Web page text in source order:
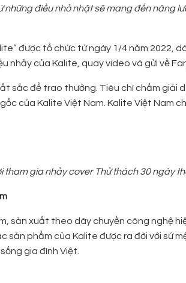
điều nhỏ nhặt sẽ mang đến năng
được tổ chức từ ngày 1/4 năm 2022,
nhảy của Kalite, quay video và gửi về
sắc để trao thưởng. Tiêu chí chấm giải
của Kalite Việt Nam. Kalite Việt Nam
gia nhảy cover Thử thách 30 ngày
sản xuất theo dây chuyền công nghệ
phẩm của Kalite được ra đời với sứ
gia đình Việt.